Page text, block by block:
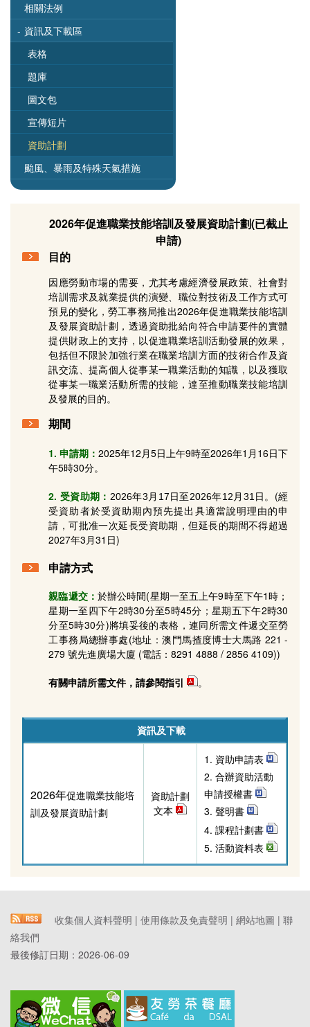
相關法例
- 資訊及下載區
表格
題庫
圖文包
宣傳短片
資助計劃
颱風、暴雨及特殊天氣措施
2026年促進職業技能培訓及發展資助計劃(已截止
申請)
目的
因應勞動市場的需要，尤其考慮經濟發展政策、社會對
培訓需求及就業提供的演變、職位對技術及工作方式可
預見的變化，勞工事務局推出2026年促進職業技能培訓
及發展資助計劃，透過資助批給向符合申請要件的實體
提供財政上的支持，以促進職業培訓活動發展的效果，
包括但不限於加強行業在職業培訓方面的技術合作及資
訊交流、提高個人從事某一職業活動的知識，以及獲取
從事某一職業活動所需的技能，達至推動職業技能培訓
及發展的目的。
期間
1. 申請期：2025年12月5日上午9時至2026年1月16日下
午5時30分。
2. 受資助期： 2026年3 月17日至2026年12 月 31 日 。 (經
受資助者於受資助期內預先提出具適當說明理由的申
請，可批准一次延長受資助期，但延長的期間不得超過
2027年3月31日)
申請方式
親臨遞交： 於辦公時間(星期一至五上午9時至下午1時；
星期一至四下午2時30分至5時45分；星期五下午2時30
分至5時30分)將填妥後的表格，連同所需文件遞交至勞
工事務局總辦事處(地址：澳門馬揸度博士大馬路 221 -
279 號先進廣場大廈 (電話：8291 4888 / 2856 4109))
有關申請所需文件，請參閱指引 。
資訊及下載
2026年促進職業技能培
訓及發展資助計劃
資助計劃
文本
1. 資助申請表
2. 合辦資助活動
申請授權書
3. 聲明書
4. 課程計劃書
5. 活動資料表
收集個人資料聲明 | 使用條款及免責聲明 | 網站地圖 | 聯
絡我們
最後修訂日期： 2026-06-09